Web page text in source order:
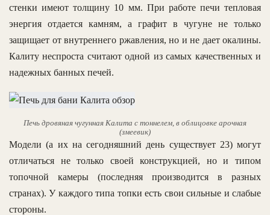
стенки имеют толщину 10 мм. При работе печи тепловая
энергия отдается камням, а графит в чугуне не только
защищает от внутреннего ржавления, но и не дает окалины.
Калиту неспроста считают одной из самых качественных и
надежных банных печей.
Печь дровяная чугунная Калита с тоннелем, в облицовке арочная
(змеевик)
Модели (а их на сегодняшний день существует 23) могут
отличаться не только своей конструкцией, но и типом
топочной камеры (последняя производится в разных
странах). У каждого типа топки есть свои сильные и слабые
стороны.